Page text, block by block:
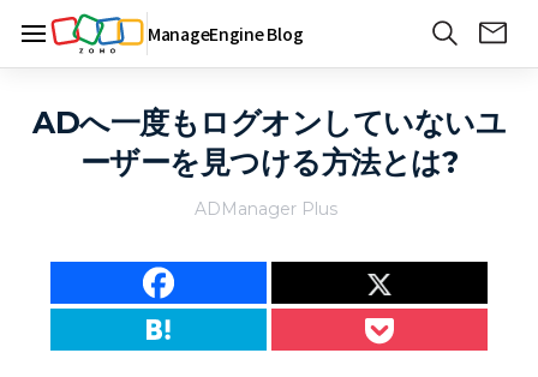
ManageEngine Blog
ADへ一度もログオンしていないユ
ーザーを見つける方法とは?
ADManager Plus